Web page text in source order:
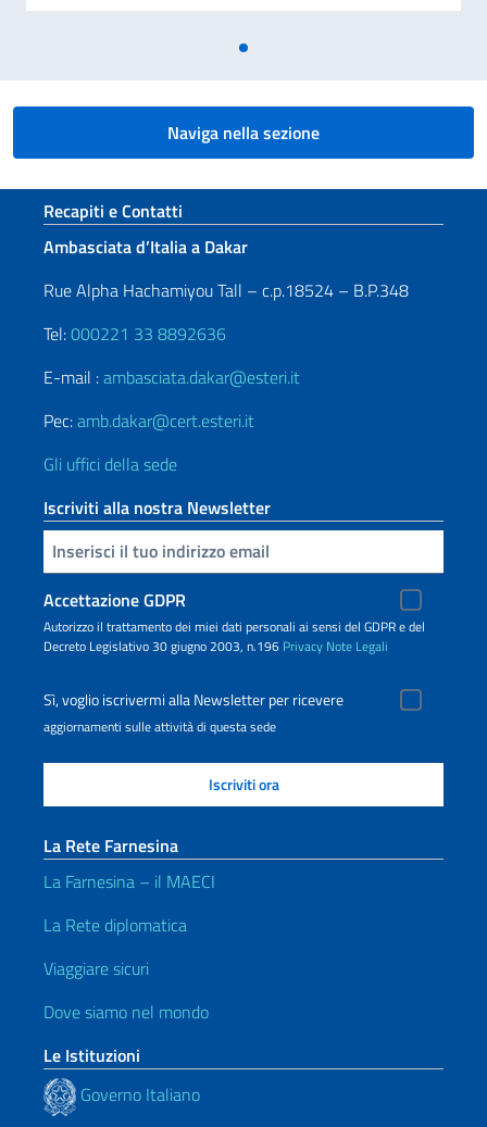
Naviga nella sezione
Sezione footer
Recapiti e Contatti
Ambasciata d’Italia a Dakar
Rue Alpha Hachamiyou Tall – c.p.18524 – B.P.348
Tel:000221 33 8892636
E-mail :ambasciata.dakar@esteri.it
Pec:amb.dakar@cert.esteri.it
Gli uffici della sede
Iscriviti alla nostra Newsletter
Inserisci la tua email
Accettazione GDPR
Autorizzo il trattamento dei miei dati personali ai sensi del GDPR e del
Decreto Legislativo 30 giugno 2003, n.196 Privacy Note Legali
Sì, voglio iscrivermi alla Newsletter per ricevere
aggiornamenti sulle attività di questa sede
La Rete Farnesina
La Farnesina – il MAECI
La Rete diplomatica
Viaggiare sicuri
Dove siamo nel mondo
Le Istituzioni
Governo Italiano